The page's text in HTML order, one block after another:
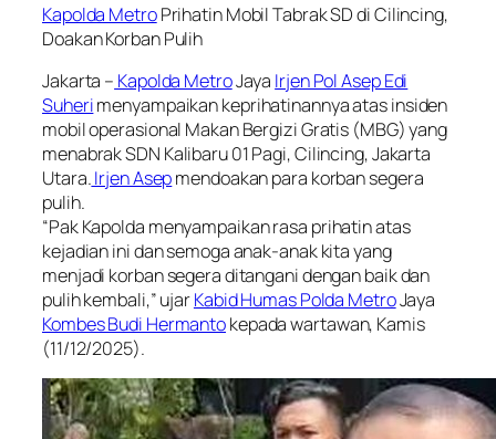
Kapolda MetroPrihatin Mobil Tabrak SD di Cilincing,
Doakan Korban Pulih
Jakarta – Kapolda MetroJaya Irjen Pol Asep Edi
Suherimenyampaikan keprihatinannya atas insiden
mobil operasional Makan Bergizi Gratis (MBG) yang
menabrak SDN Kalibaru 01 Pagi, Cilincing, Jakarta
Utara.Irjen Asepmendoakan para korban segera
pulih.
“Pak Kapolda menyampaikan rasa prihatin atas
kejadian ini dan semoga anak-anak kita yang
menjadi korban segera ditangani dengan baik dan
pulih kembali,” ujarKabid Humas Polda MetroJaya
Kombes Budi Hermantokepada wartawan, Kamis
(11/12/2025).